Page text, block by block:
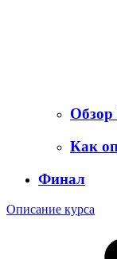
Обзор
Как
Финал
Описание курса